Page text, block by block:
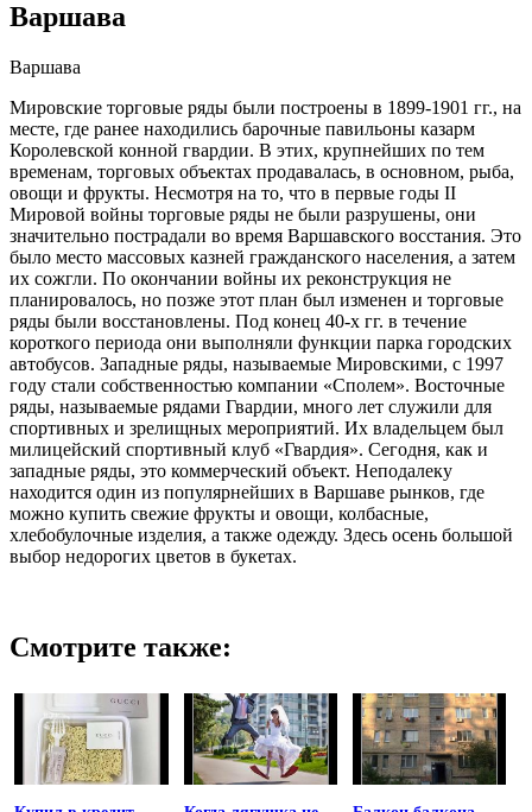
Варшава
Варшава
Мировские торговые ряды были построены в 1899-1901 гг., на
месте, где ранее находились барочные павильоны казарм
Королевской конной гвардии. В этих, крупнейших по тем
временам, торговых объектах продавалась, в основном, рыба,
овощи и фрукты. Несмотря на то, что в первые годы II
Мировой войны торговые ряды не были разрушены, они
значительно пострадали во время Варшавского восстания. Это
было место массовых казней гражданского населения, а затем
их сожгли. По окончании войны их реконструкция не
планировалось, но позже этот план был изменен и торговые
ряды были восстановлены. Под конец 40-х гг. в течение
короткого периода они выполняли функции парка городских
автобусов. Западные ряды, называемые Мировскими, с 1997
году стали собственностью компании «Сполем». Восточные
ряды, называемые рядами Гвардии, много лет служили для
спортивных и зрелищных мероприятий. Их владельцем был
милицейский спортивный клуб «Гвардия». Сегодня, как и
западные ряды, это коммерческий объект. Неподалеку
находится один из популярнейших в Варшаве рынков, где
можно купить свежие фрукты и овощи, колбасные,
хлебобулочные изделия, а также одежду. Здесь осень большой
выбор недорогих цветов в букетах.
Смотрите также: